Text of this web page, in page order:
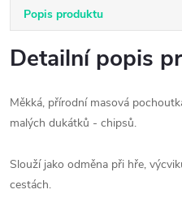
Popis produktu
Detailní popis
Měkká, přírodní masová
malých dukátků - chipsů.
Slouží jako odměna při hře,
cestách.